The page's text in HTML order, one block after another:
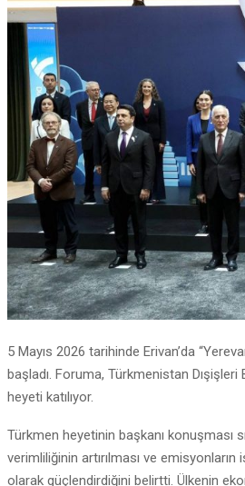
5 Mayıs 2026 tarihinde Erivan’da
başladı. Foruma, Türkmenistan Dışişleri
heyeti katılıyor.
Türkmen heyetinin başkanı konuşması
verimliliğinin artırılması ve
olarak güçlendirdiğini belirtti. Ülkenin